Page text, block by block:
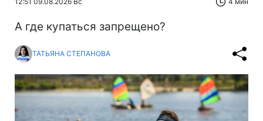
А где купаться запрещено?
ТАТЬЯНА СТЕПАНОВА